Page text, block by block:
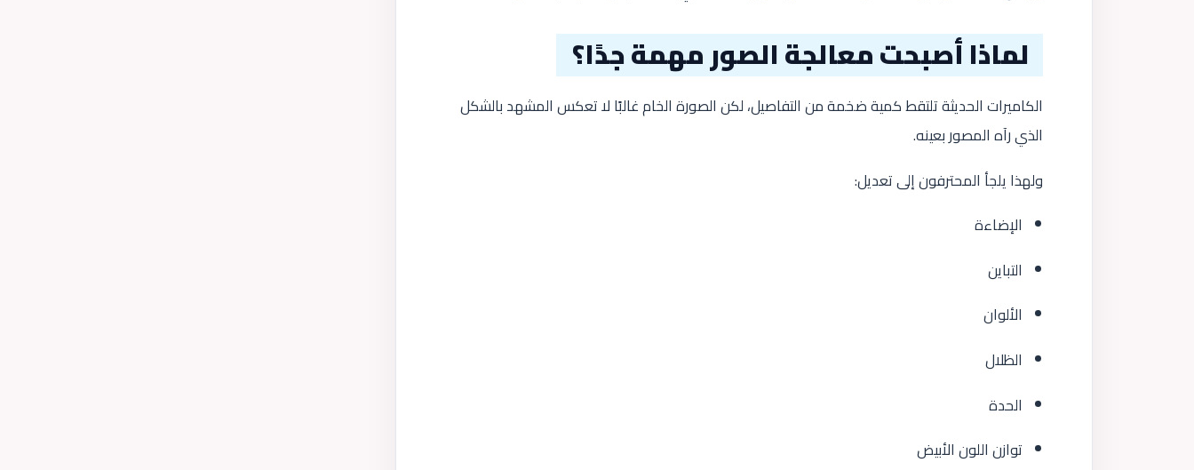
لماذا أصبحت معالجة الصور مهمة جدًا؟
الكاميرات الحديثة تلتقط كمية ضخمة من التفاصيل، لكن الصورة الخام غالبًا لا تعكس المشهد بالشكل
الذي رآه المصور بعينه.
ولهذا يلجأ المحترفون إلى تعديل:
الإضاءة
التباين
الألوان
الظلال
الحدة
توازن اللون الأبيض